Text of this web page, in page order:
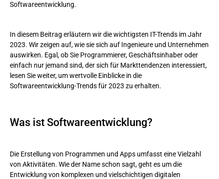
Cloudbasierte Systeme
Blockchain
Outsourcing
Welche Schwierigkeiten bringen die neuesten
Fazit
Softwareentwicklung.
In diesem Beitrag erläutern wir die wichtigsten IT-Trends im Jahr
2023. Wir zeigen auf, wie sie sich auf Ingenieure und Unternehmen
auswirken. Egal, ob Sie Programmierer, Geschäftsinhaber oder
einfach nur jemand sind, der sich für Markttendenzen interessiert,
lesen Sie weiter, um wertvolle Einblicke in die
Softwareentwicklung-Trends für 2023 zu erhalten.
Was ist Softwareentwicklung?
Die Erstellung von Programmen und Apps umfasst eine Vielzahl
von Aktivitäten. Wie der Name schon sagt, geht es um die
Entwicklung von komplexen und vielschichtigen digitalen